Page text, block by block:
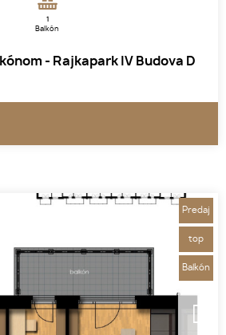
1
Balkón
- Rajkapark IV Budova D
Predaj
top
Balkón